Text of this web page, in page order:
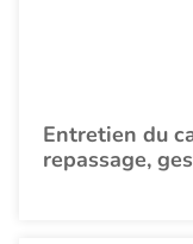
Entretien du
repassage,